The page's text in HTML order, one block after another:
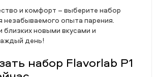
и комфорт – выберите набор
незабываемого опыта парения.
близких новыми вкусами и
день!
набор Flavorlab P1